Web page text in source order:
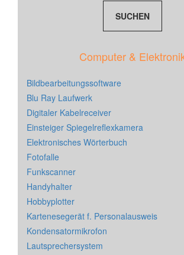
Computer &
Bildbearbeitungssoftware
Blu Ray Laufwerk
Digitaler Kabelreceiver
Einsteiger Spiegelreflexkamera
Elektronisches Wörterbuch
Fotofalle
Funkscanner
Handyhalter
Hobbyplotter
Kartenesegerät f. Personalausweis
Kondensatormikrofon
Lautsprechersystem